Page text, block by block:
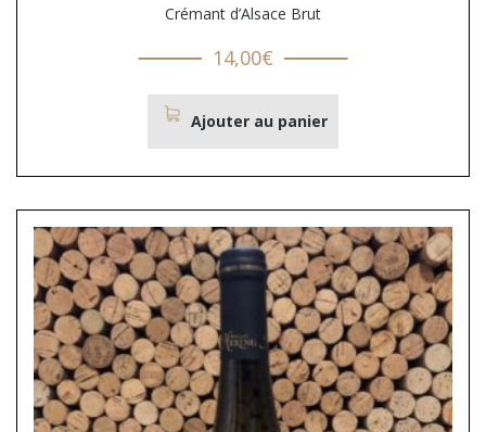
Crémant d’Alsace Brut
14,00€
Ajouter au panier